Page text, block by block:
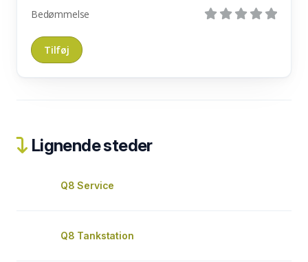
Bedømmelse
Lignende steder
Q8 Service
Q8 Tankstation